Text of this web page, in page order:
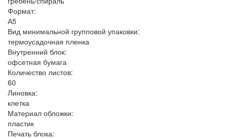
Формат:
А5
Вид минимальной групповой упаковки:
термоусадочная пленка
Внутренний блок:
офсетная бумага
Количество листов:
60
Линовка:
клетка
Материал обложки:
пластик
Печать блока: